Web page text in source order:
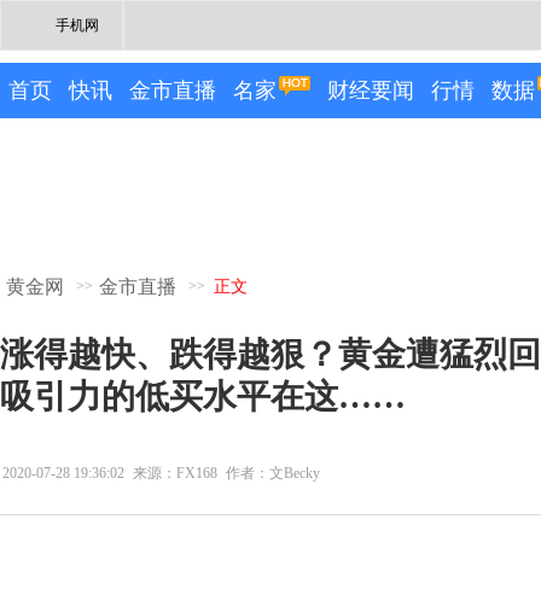
手机网
首页 快讯 金市直播 名家 财经要闻 行情 数据
黄金网 >> 金市直播 >> 正文
涨得越快、跌得越狠？黄金遭猛烈
吸引力的低买水平在这……
2020-07-28 19:36:02 来源：FX168 作者：文Becky